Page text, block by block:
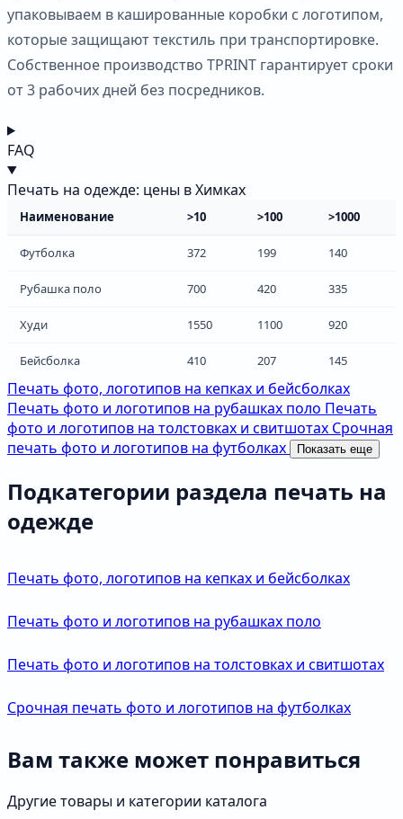
упаковываем в кашированные коробки с логотипом,
которые защищают текстиль при транспортировке.
Собственное производство TPRINT гарантирует сроки
от 3 рабочих дней без посредников.
FAQ
Печать на одежде: цены в Химках
Наименование >10 >100 >1000
Футболка 372 199 140
Рубашка поло 700 420 335
Худи 1550 1100 920
Бейсболка 410 207 145
Печать фото, логотипов на кепках и бейсболках
Печать фото и логотипов на рубашках поло Печать
фото и логотипов на толстовках и свитшотах Срочная
печать фото и логотипов на футболках
Показать еще
Подкатегории раздела печать на
одежде
Печать фото, логотипов на кепках и бейсболках
Печать фото и логотипов на рубашках поло
Печать фото и логотипов на толстовках и свитшотах
Срочная печать фото и логотипов на футболках
Вам также может понравиться
Другие товары и категории каталога